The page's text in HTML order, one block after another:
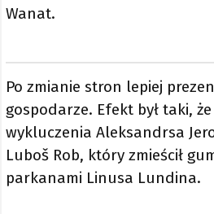
Wanat.
Po zmianie stron lepiej
gospodarze. Efekt był taki,
wykluczenia Aleksandrsa
Luboš Rob, który zmieścił
parkanami Linusa Lundina.